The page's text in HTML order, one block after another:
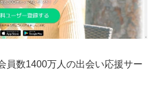
員数1400万人の出会い応援サー